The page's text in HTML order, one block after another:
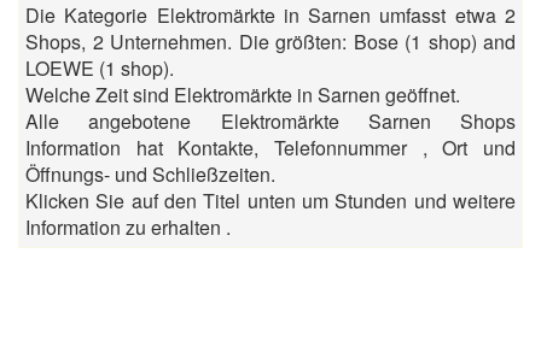
Die Kategorie Elektromärkte in Sarnen umfasst etwa 2
Shops, 2 Unternehmen. Die größten: Bose (1 shop) and
LOEWE (1 shop).
Welche Zeit sind Elektromärkte in Sarnen geöffnet.
Alle angebotene Elektromärkte Sarnen Shops
Information hat Kontakte, Telefonnummer , Ort und
Öffnungs- und Schließzeiten.
Klicken Sie auf den Titel unten um Stunden und weitere
Information zu erhalten .